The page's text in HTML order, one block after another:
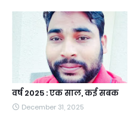
वर्ष 2025 : एक साल, कई सबक
December 31, 2025